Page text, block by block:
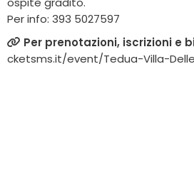
Per info: 393 5027597
Per prenotazioni, iscrizioni e
cketsms.it/event/Tedua-Villa-